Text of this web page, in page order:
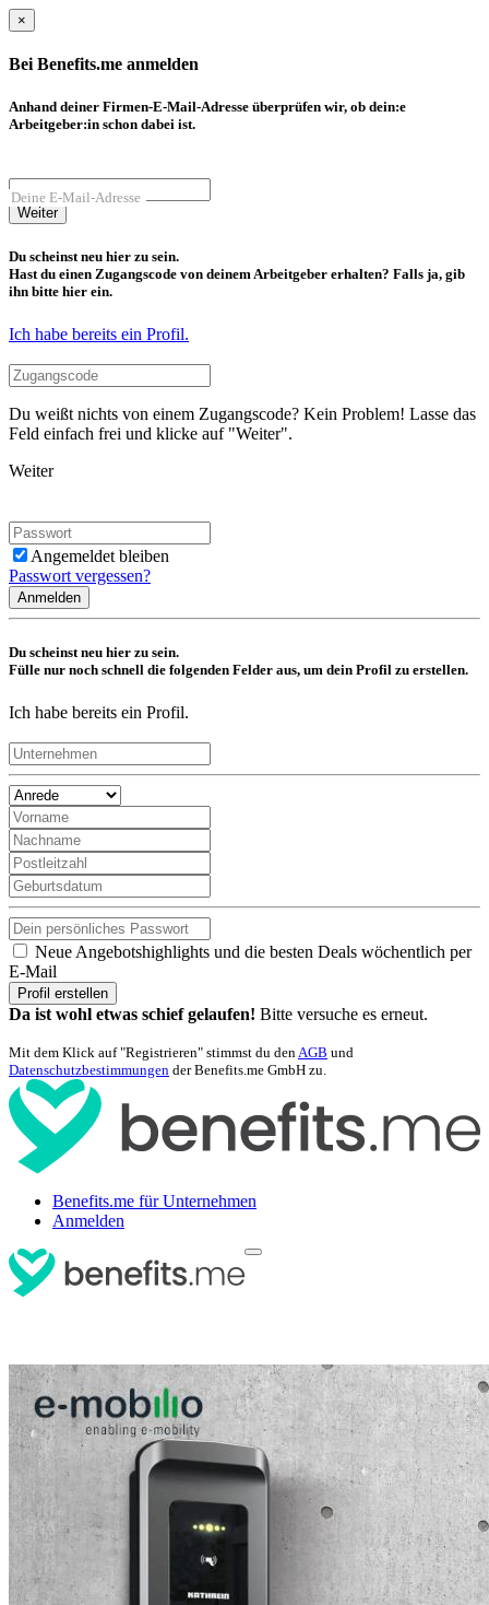
×
Bei Benefits.me anmelden
Anhand deiner Firmen-E-Mail-Adresse überprüfen wir, ob dein:e
Arbeitgeber:in schon dabei ist.
Deine E-Mail-Adresse
Weiter
Du scheinst neu hier zu sein.
Hast du einen Zugangscode von deinem Arbeitgeber erhalten? Falls ja, gib
ihn bitte hier ein.
Ich habe bereits ein Profil.
Du weißt nichts von einem Zugangscode? Kein Problem! Lasse das
Feld einfach frei und klicke auf "Weiter".
Weiter
Angemeldet bleiben
Passwort vergessen?
Anmelden
Du scheinst neu hier zu sein.
Fülle nur noch schnell die folgenden Felder aus, um dein Profil zu erstellen.
Ich habe bereits ein Profil.
Neue Angebotshighlights und die besten Deals wöchentlich per
E-Mail
Profil erstellen
Da ist wohl etwas schief gelaufen! Bitte versuche es erneut.
Mit dem Klick auf "Registrieren" stimmst du denAGB und
Datenschutzbestimmungen der Benefits.me GmbH zu.
Benefits.me für Unternehmen
Anmelden